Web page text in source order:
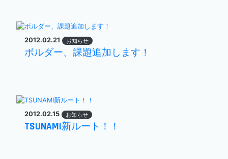
2012.02.21 お知らせ
ボルダー、課題追加します！
2012.02.15 お知らせ
TSUNAMI新ルート！！